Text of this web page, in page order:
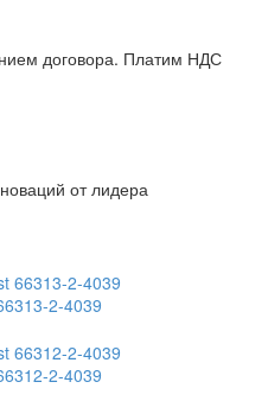
договора. Платим НДС
от лидера
2-4039
2-4039